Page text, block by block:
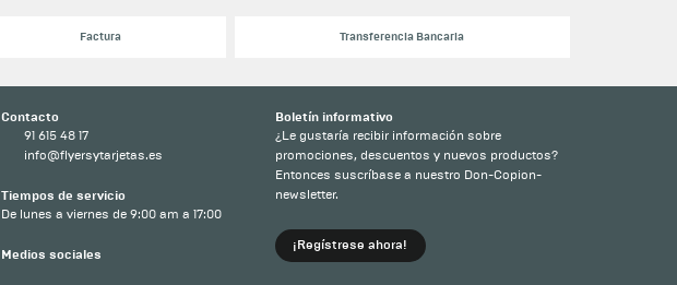
Factura Transferencia Bancaria
Contacto
91 615 48 17
info@flyersytarjetas.es
Tiempos de servicio
De lunes a viernes de 9:00 am a 17:00
Medios sociales
Boletín informativo
¿Le gustaría recibir información sobre
promociones, descuentos y nuevos productos?
Entonces suscríbase a nuestro Don-Copion-
newsletter.
¡Regístrese ahora!